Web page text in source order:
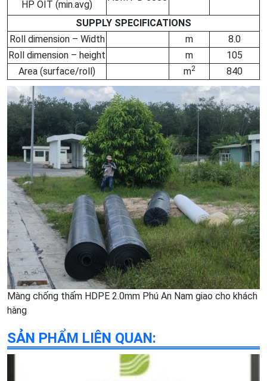
HP OIT (min.avg)
SUPPLY SPECIFICATIONS
Roll dimension – Width
m
8.0
Roll dimension – height
m
105
Area (surface/roll)
m2 840
Màng chống thấm HDPE 2.0mm Phú An Nam giao cho khách
hàng
SẢN PHẨM LIÊN QUAN: